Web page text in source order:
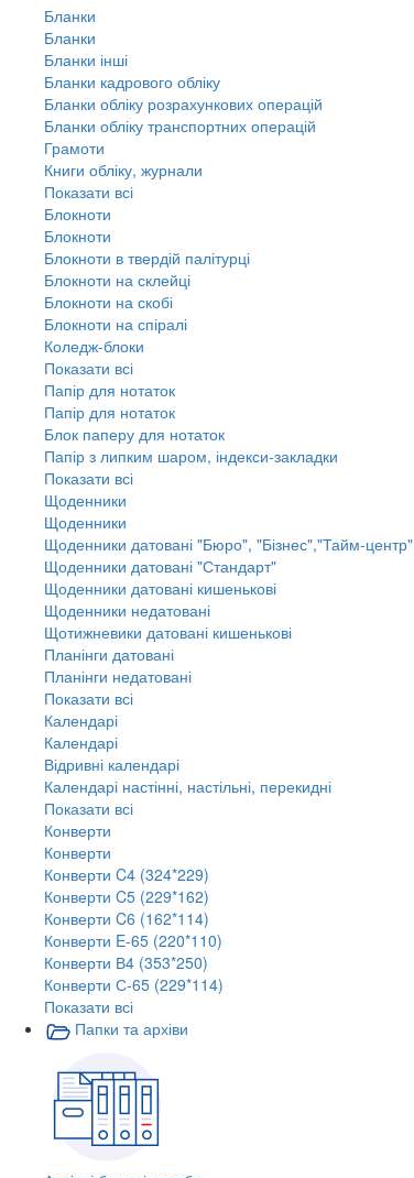
Бланки
Бланки
Бланки інші
Бланки кадрового обліку
Бланки обліку розрахункових операцій
Бланки обліку транспортних операцій
Грамоти
Книги обліку, журнали
Показати всі
Блокноти
Блокноти
Блокноти в твердій палітурці
Блокноти на склейці
Блокноти на скобі
Блокноти на спіралі
Коледж-блоки
Показати всі
Папір для нотаток
Папір для нотаток
Блок паперу для нотаток
Папір з липким шаром, індекси-закладки
Показати всі
Щоденники
Щоденники
Щоденники датовані "Бюро", "Бізнес","Тайм-центр"
Щоденники датовані "Стандарт"
Щоденники датовані кишенькові
Щоденники недатовані
Щотижневики датовані кишенькові
Планінги датовані
Планінги недатовані
Показати всі
Календарі
Календарі
Відривні календарі
Календарі настінні, настільні, перекидні
Показати всі
Конверти
Конверти
Конверти C4 (324*229)
Конверти C5 (229*162)
Конверти C6 (162*114)
Конверти E-65 (220*110)
Конверти В4 (353*250)
Конверти С-65 (229*114)
Показати всі
Папки та архіви